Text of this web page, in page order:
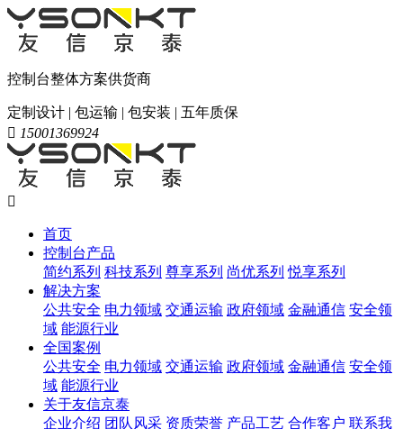
控制台整体方案供货商
定制设计 | 包运输 | 包安装 | 五年质保
 15001369924

首页
控制台产品
简约系列 科技系列 尊享系列 尚优系列 悦享系列
解决方案
公共安全 电力领域 交通运输 政府领域 金融通信 安全领
域 能源行业
全国案例
公共安全 电力领域 交通运输 政府领域 金融通信 安全领
域 能源行业
关于友信京泰
企业介绍 团队风采 资质荣誉 产品工艺 合作客户 联系我